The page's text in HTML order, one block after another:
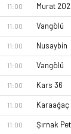
11:00 Murat
11:00 Vangölü
11:00 Nusaybin
11:00 Vangölü
11:00 Kars 36
11:00 Karaağaç
11:00 Şırnak